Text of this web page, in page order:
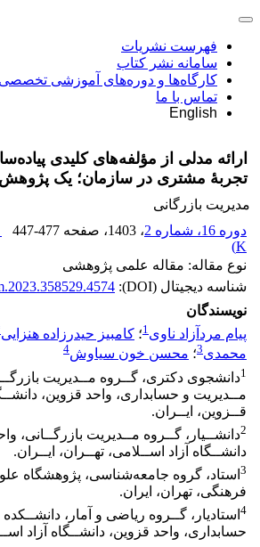
فهرست نشریات
سامانه نشر کتاب
کارگاه‌ها و دوره‌های آموزشی تخصصی
تماس با ما
English
ارائه مدلی از مؤلفه‌های کلیدی
تجربۀ مشتری در سازمان؛ یک
مدیریت بازرگانی
دوره 16، شماره 2
، 1403 ، صفحه 447-477
K
)
نوع مقاله: مقاله علمی پژوهشی
شناسه دیجیتال (DOI):
نویسندگان
پیام مردآزاد ناوی1؛ کامبیز حیدرزاده هنزایی
محمدی3؛ محسن خون سیاوش4
1دانشجوی دکتری، گــروه مــدیریت
مــدیریت و حسابداری، واحد قزوین،
قــزوین، ایــران.
2دانشــیار، گــروه مــدیریت بازرگــانی،
دانشــگاه آزاد اســلامی، تهــران، ایــران.
3 استاد، گروه جامعه‌شناسی، پژوهشگاه‌
فرهنگی‌، تهران، ایران.
4 استادیار، گــروه ریاضی و آمار،
حسابداری، واحد قزوین، دانشــگاه آزاد